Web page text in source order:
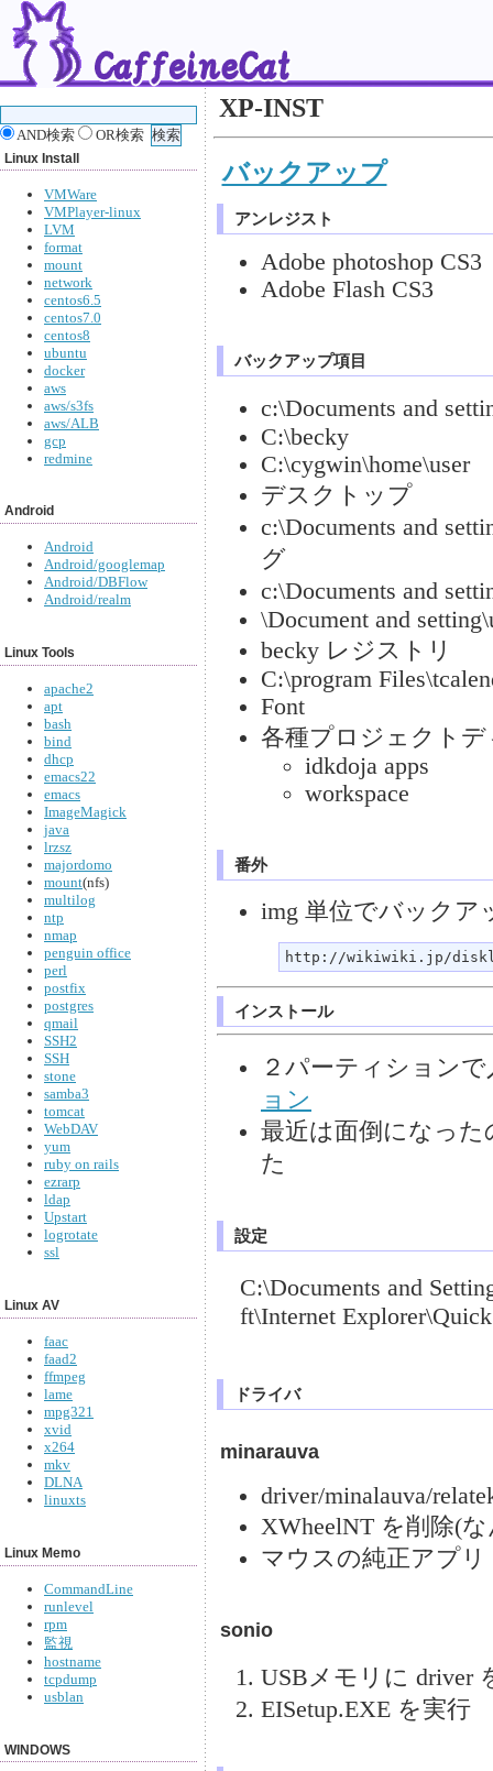
AND検索 OR検索
Linux Install
VMWare
VMPlayer-linux
LVM
format
mount
network
centos6.5
centos7.0
centos8
ubuntu
docker
aws
aws/s3fs
aws/ALB
gcp
redmine
Android
Android
Android/googlemap
Android/DBFlow
Android/realm
Linux Tools
apache2
apt
bash
bind
dhcp
emacs22
emacs
ImageMagick
java
lrzsz
majordomo
mount(nfs)
multilog
ntp
nmap
penguin office
perl
postfix
postgres
qmail
SSH2
SSH
stone
samba3
tomcat
WebDAV
yum
ruby on rails
ezrarp
ldap
Upstart
logrotate
ssl
Linux AV
faac
faad2
ffmpeg
lame
mpg321
xvid
x264
mkv
DLNA
linuxts
Linux Memo
CommandLine
runlevel
rpm
監視
hostname
tcpdump
usblan
WINDOWS
XP-INST
バックアップ
アンレジスト
Adobe photoshop CS3
Adobe Flash CS3
バックアップ項目
c:\Documents and
C:\becky
C:\cygwin\home\user
デスクトップ
c:\Documents and
グ
c:\Documents and
\Document and
becky レジストリ
C:\program
Font
各種プロジェクト
idkdoja apps
workspace
番外
img 単位でバックア
http://wikiwiki.jp/
インストール
２パーティション
ョン
最近は面倒になっ
た
設定
C:\Documents and
ft\Internet
ドライバ
minarauva
driver/minalauva/
XWheelNT を削除(
マウスの純正アプリ
sonio
USBメモリに driver
EISetup.EXE を実行